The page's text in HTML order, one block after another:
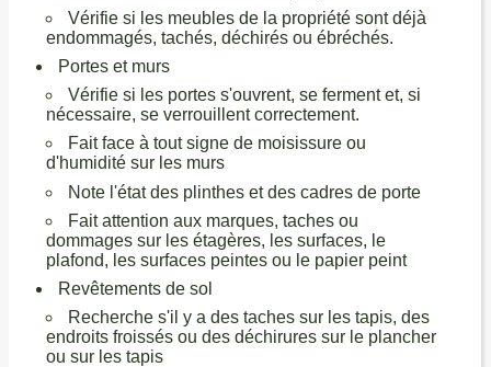
Vérifie si les meubles de la propriété sont déjà
endommagés, tachés, déchirés ou ébréchés.
Portes et murs
Vérifie si les portes s'ouvrent, se ferment et, si
nécessaire, se verrouillent correctement.
Fait face à tout signe de moisissure ou
d'humidité sur les murs
Note l'état des plinthes et des cadres de porte
Fait attention aux marques, taches ou
dommages sur les étagères, les surfaces, le
plafond, les surfaces peintes ou le papier peint
Revêtements de sol
Recherche s'il y a des taches sur les tapis, des
endroits froissés ou des déchirures sur le plancher
ou sur les tapis